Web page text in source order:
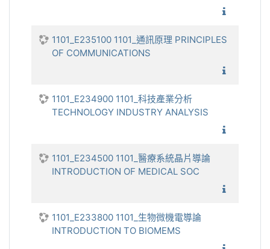
1101_E235100 1101_通訊原理 PRINCIPLES
OF COMMUNICATIONS
1101_E234900 1101_科技產業分析
TECHNOLOGY INDUSTRY ANALYSIS
1101_E234500 1101_醫療系統晶片導論
INTRODUCTION OF MEDICAL SOC
1101_E233800 1101_生物微機電導論
INTRODUCTION TO BIOMEMS